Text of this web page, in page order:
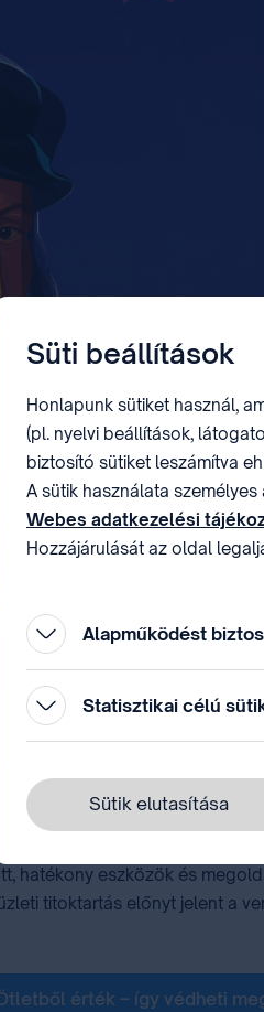
nem léteztek a ma ismert
például a tükörírást,
félkész terveket hagyott az
hatékony eszközök és
titoktartás előnyt jelent a
érték – így védheti
Süti beállítások
Honlapunk sütiket használ,
(pl. nyelvi beállítások,
biztosító sütiket leszámítva
A sütik használata
Webes adatkezelési
Hozzájárulását az oldal
Alapműködést
Statisztikai célú
Sütik elutasítása